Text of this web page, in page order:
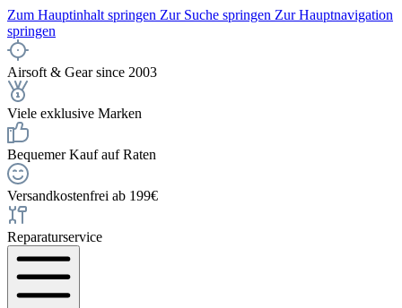
Zum Hauptinhalt springen Zur Suche springen Zur Hauptnavigation
springen
Airsoft & Gear since 2003
Viele exklusive Marken
Bequemer Kauf auf Raten
Versandkostenfrei ab 199€
Reparaturservice